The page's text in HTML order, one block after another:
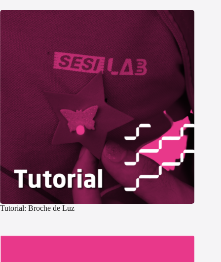
Tutorial: Broche de Luz